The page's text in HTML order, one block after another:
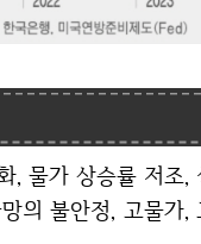
의 불안정, 고물가